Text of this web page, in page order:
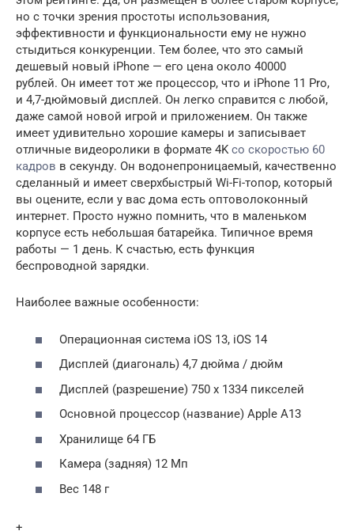
но с точки зрения простоты использования,
эффективности и функциональности ему не нужно
стыдиться конкуренции. Тем более, что это самый
дешевый новый iPhone — его цена около 40000
рублей. Он имеет тот же процессор, что и iPhone 11 Pro,
и 4,7-дюймовый дисплей. Он легко справится с любой,
даже самой новой игрой и приложением. Он также
имеет удивительно хорошие камеры и записывает
отличные видеоролики в формате 4K со скоростью 60
кадров в секунду. Он водонепроницаемый, качественно
сделанный и имеет сверхбыстрый Wi-Fi-топор, который
вы оцените, если у вас дома есть оптоволоконный
интернет. Просто нужно помнить, что в маленьком
корпусе есть небольшая батарейка. Типичное время
работы — 1 день. К счастью, есть функция
беспроводной зарядки.
Наиболее важные особенности:
Операционная система iOS 13, iOS 14
Дисплей (диагональ) 4,7 дюйма / дюйм
Дисплей (разрешение) 750 x 1334 пикселей
Основной процессор (название) Apple A13
Хранилище 64 ГБ
Камера (задняя) 12 Мп
Вес 148 г
+